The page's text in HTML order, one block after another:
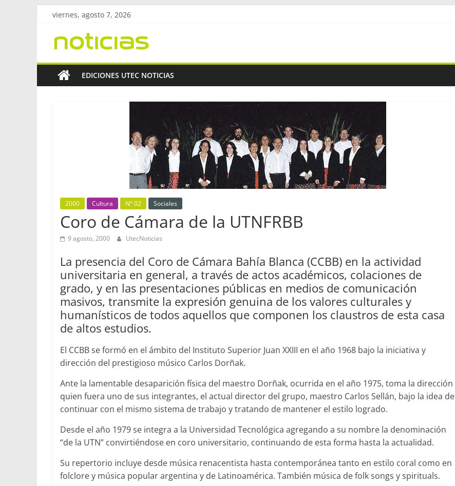
Saltar
contenido
viernes, agosto 7, 2026
Revista
UtecNoticias
EDICIONES UTEC NOTICIAS
2000 Cultura N° 02 Sociales
Coro de Cámara de la UTNFRBB
9 agosto, 2000 UtecNoticias
La presencia del Coro de Cámara Bahía Blanca (CCBB) en la actividad
universitaria en general, a través de actos académicos, colaciones de
grado, y en las presentaciones públicas en medios de comunicación
masivos, transmite la expresión genuina de los valores culturales y
humanísticos de todos aquellos que componen los claustros de esta casa
de altos estudios.
El CCBB se formó en el ámbito del Instituto Superior Juan XXIII en el año 1968 bajo la iniciativa y
dirección del prestigioso músico Carlos Dorñak.
Ante la lamentable desaparición física del maestro Dorñak, ocurrida en el año 1975, toma la dirección
quien fuera uno de sus integrantes, el actual director del grupo, maestro Carlos Sellán, bajo la idea de
continuar con el mismo sistema de trabajo y tratando de mantener el estilo logrado.
Desde el año 1979 se integra a la Universidad Tecnológica agregando a su nombre la denominación
“de la UTN” convirtiéndose en coro universitario, continuando de esta forma hasta la actualidad.
Su repertorio incluye desde música renacentista hasta contemporánea tanto en estilo coral como en
folclore y música popular argentina y de Latinoamérica. También música de folk songs y spirituals.